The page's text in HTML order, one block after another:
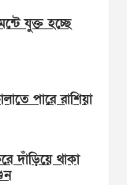
যুক্ত হচ্ছে
পারে রাশিয়া
দাঁড়িয়ে থাকা